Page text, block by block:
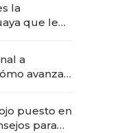
apertura
la
que le
a
avanza
puesto en
para